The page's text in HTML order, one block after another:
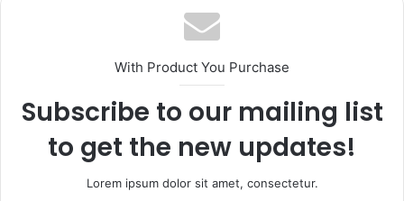
With Product You Purchase
Subscribe to our mailing list
to get the new updates!
Lorem ipsum dolor sit amet, consectetur.